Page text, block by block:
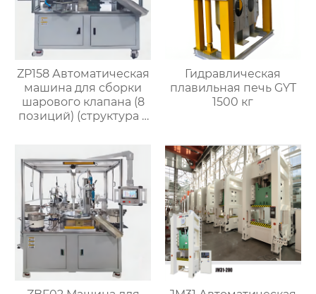
ZP158 Автоматическая
машина для сборки
шарового клапана (8
позиций) (структура с
Гидравлическая
плавильная печь GYT
1500 кг